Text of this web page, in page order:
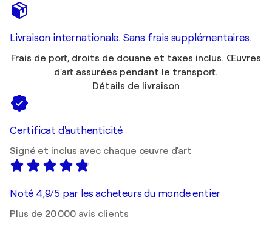
Livraison internationale. Sans frais supplémentaires.
Frais de port, droits de douane et taxes inclus. Œuvres
d'art assurées pendant le transport.
Détails de livraison
Certificat d'authenticité
Signé et inclus avec chaque œuvre d'art
Noté 4,9/5 par les acheteurs du monde entier
Plus de 20 000 avis clients